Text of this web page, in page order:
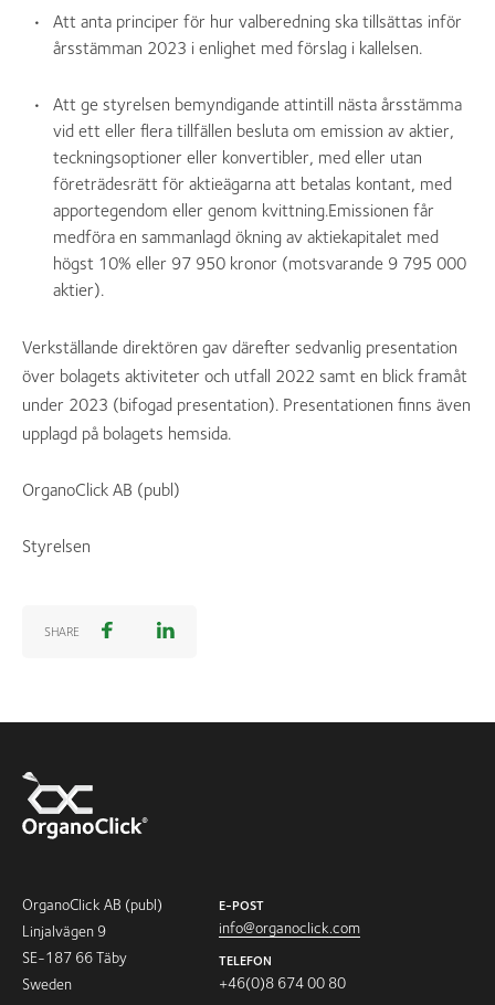
Att anta principer för hur valberedning ska tillsättas inför
årsstämman 2023 i enlighet med förslag i kallelsen.
Att ge styrelsen bemyndigande attintill nästa årsstämma
vid ett eller flera tillfällen besluta om emission av aktier,
teckningsoptioner eller konvertibler, med eller utan
företrädesrätt för aktieägarna att betalas kontant, med
apportegendom eller genom kvittning.Emissionen får
medföra en sammanlagd ökning av aktiekapitalet med
högst 10% eller 97 950 kronor (motsvarande 9 795 000
aktier).
Verkställande direktören gav därefter sedvanlig presentation
över bolagets aktiviteter och utfall 2022 samt en blick framåt
under 2023 (bifogad presentation). Presentationen finns även
upplagd på bolagets hemsida.
OrganoClick AB (publ)
Styrelsen
SHARE
OrganoClick AB (publ)
Linjalvägen 9
SE-187 66 Täby
Sweden
E-POST
info@organoclick.com
TELEFON
+46(0)8 674 00 80